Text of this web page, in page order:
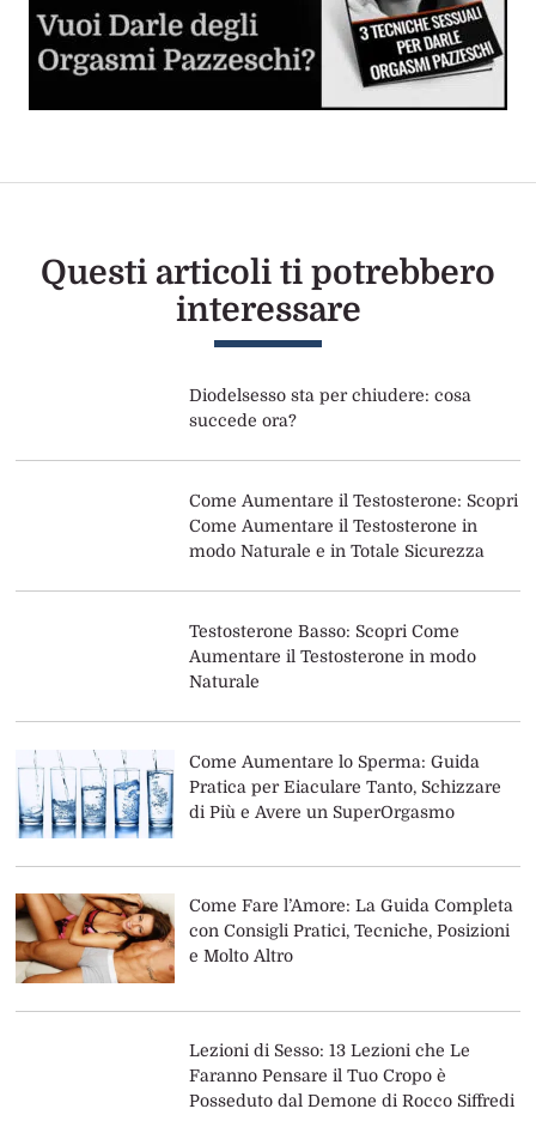
Dilatatore Anale (Butt Plug o Anal Plug)
La guida step by step per sverginarla dal culo
Questi articoli ti potrebbero
interessare
Diodelsesso sta per chiudere: cosa
succede ora?
Come Aumentare il Testosterone: Scopri
Come Aumentare il Testosterone in
modo Naturale e in Totale Sicurezza
Testosterone Basso: Scopri Come
Aumentare il Testosterone in modo
Naturale
Come Aumentare lo Sperma: Guida
Pratica per Eiaculare Tanto, Schizzare
di Più e Avere un SuperOrgasmo
Come Fare l’Amore: La Guida Completa
con Consigli Pratici, Tecniche, Posizioni
e Molto Altro
Lezioni di Sesso: 13 Lezioni che Le
Faranno Pensare il Tuo Cropo è
Posseduto dal Demone di Rocco Siffredi